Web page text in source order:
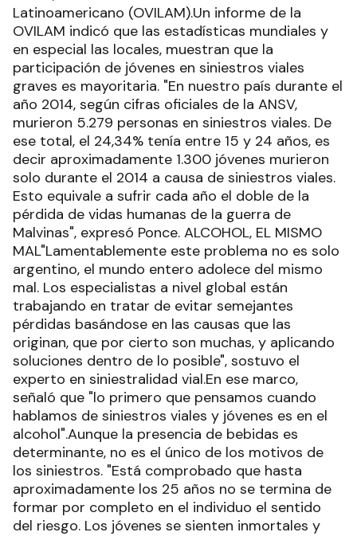
Latinoamericano (OVILAM).Un informe de la
OVILAM indicó que las estadísticas mundiales y
en especial las locales, muestran que la
participación de jóvenes en siniestros viales
graves es mayoritaria. "En nuestro país durante el
año 2014, según cifras oficiales de la ANSV,
murieron 5.279 personas en siniestros viales. De
ese total, el 24,34% tenía entre 15 y 24 años, es
decir aproximadamente 1.300 jóvenes murieron
solo durante el 2014 a causa de siniestros viales.
Esto equivale a sufrir cada año el doble de la
pérdida de vidas humanas de la guerra de
Malvinas", expresó Ponce. ALCOHOL, EL MISMO
MAL"Lamentablemente este problema no es solo
argentino, el mundo entero adolece del mismo
mal. Los especialistas a nivel global están
trabajando en tratar de evitar semejantes
pérdidas basándose en las causas que las
originan, que por cierto son muchas, y aplicando
soluciones dentro de lo posible", sostuvo el
experto en siniestralidad vial.En ese marco,
señaló que "lo primero que pensamos cuando
hablamos de siniestros viales y jóvenes es en el
alcohol".Aunque la presencia de bebidas es
determinante, no es el único de los motivos de
los siniestros. "Está comprobado que hasta
aproximadamente los 25 años no se termina de
formar por completo en el individuo el sentido
del riesgo. Los jóvenes se sienten inmortales y